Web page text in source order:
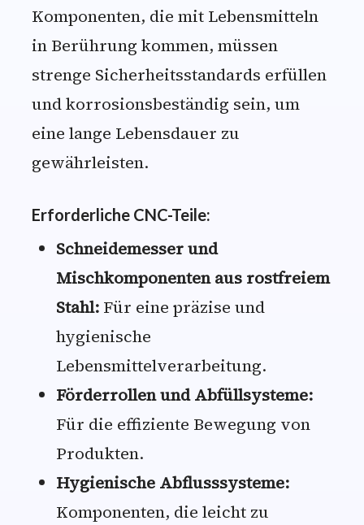
Komponenten, die mit Lebensmitteln
in Berührung kommen, müssen
strenge Sicherheitsstandards erfüllen
und korrosionsbeständig sein, um
eine lange Lebensdauer zu
gewährleisten.
Erforderliche CNC-Teile:
Schneidemesser und
Mischkomponenten aus rostfreiem
Stahl:Für eine präzise und
hygienische
Lebensmittelverarbeitung.
Förderrollen und Abfüllsysteme:
Für die effiziente Bewegung von
Produkten.
Hygienische Abflusssysteme:
Komponenten, die leicht zu